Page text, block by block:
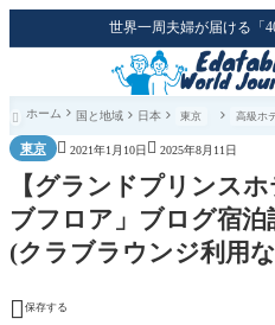
世界一周夫婦が届ける「
 ホーム 国と地域 日本 東京 高級ホ
東京  2021年1月10日  2025年8月11日
【グランドプリンス
ブフロア」ブログ宿泊
(クラブラウンジ利用
 保存する